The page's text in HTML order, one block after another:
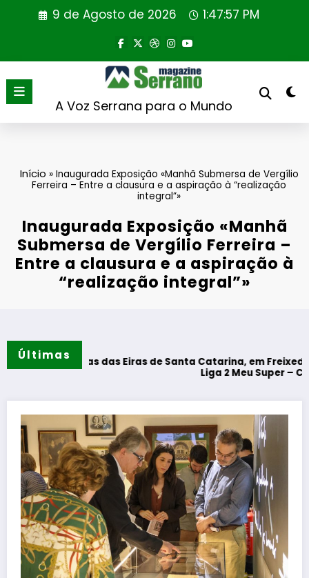
9 de Agosto de 2026 1:47:57 PM
A Voz Serrana para o Mundo
Início » Inaugurada Exposição «Manhã Submersa de Vergílio
Ferreira – Entre a clausura e a aspiração à “realização
integral”»
Inaugurada Exposição «Manhã
Submersa de Vergílio Ferreira –
Entre a clausura e a aspiração à
“realização integral”»
Últimas
das Eiras de Santa Catarina, em Freixeda do Torrão
Liga 2 Meu Super – CD Tondela –